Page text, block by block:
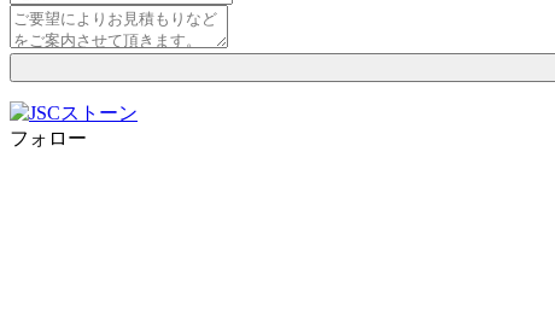
フォロー